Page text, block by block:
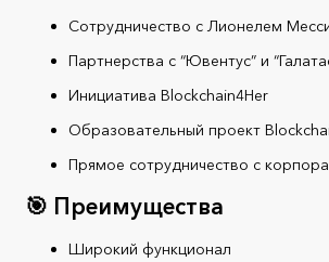
Сотрудничество с Лионелем
Партнерства с “Ювентус” и
Инициатива Blockchain4Her
Образовательный проект
Прямое сотрудничество с
🎯 Преимущества
Широкий функционал